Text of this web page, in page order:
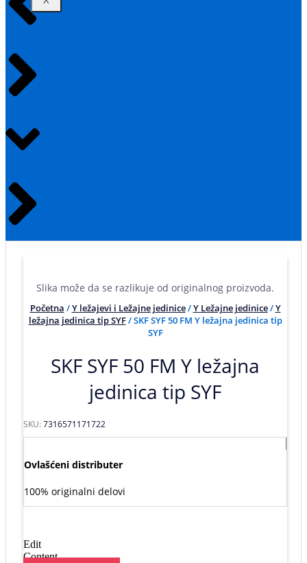
Slika može da se razlikuje od originalnog proizvoda.
Početna /Y ležajevi i Ležajne jedinice/Y Ležajne jedinice/Y
ležajna jedinica tip SYF/ SKF SYF 50 FM Y ležajna jedinica tip
SYF
SKF SYF 50 FM Y ležajna
jedinica tip SYF
SKU:7316571171722
Ovlašćeni distributer
100% originalni delovi
Edit
Content